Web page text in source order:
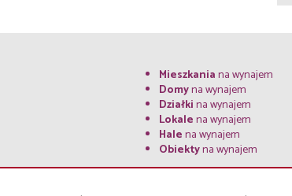
Mieszkaniana wynajem
Domyna wynajem
Działkina wynajem
Lokalena wynajem
Halena wynajem
Obiektyna wynajem